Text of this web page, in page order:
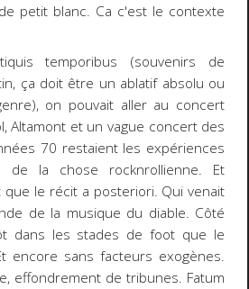
petit blanc. Ca c'est le contexte
temporibus (souvenirs de
ça doit être un ablatif absolu ou
on pouvait aller au concert
Altamont et un vague concert des
70 restaient les expériences
de la chose rocknrollienne. Et
que le récit a posteriori. Qui venait
de la musique du diable. Côté
dans les stades de foot que le
encore sans facteurs exogènes.
effondrement de tribunes. Fatum